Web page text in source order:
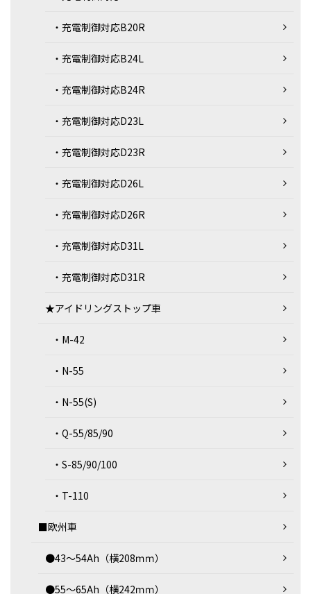
・充電制御対応B20R
・充電制御対応B24L
・充電制御対応B24R
・充電制御対応D23L
・充電制御対応D23R
・充電制御対応D26L
・充電制御対応D26R
・充電制御対応D31L
・充電制御対応D31R
★アイドリングストップ車
・M-42
・N-55
・N-55(S)
・Q-55/85/90
・S-85/90/100
・T-110
■欧州車
●43～54Ah（横208ｍｍ）
●55～65Ah（横242ｍｍ）